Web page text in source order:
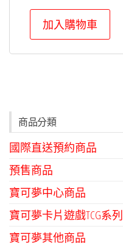
加入購物車
商品分類
國際直送預約商品
預售商品
寶可夢中心商品
寶可夢卡片遊戲TCG系列
寶可夢其他商品